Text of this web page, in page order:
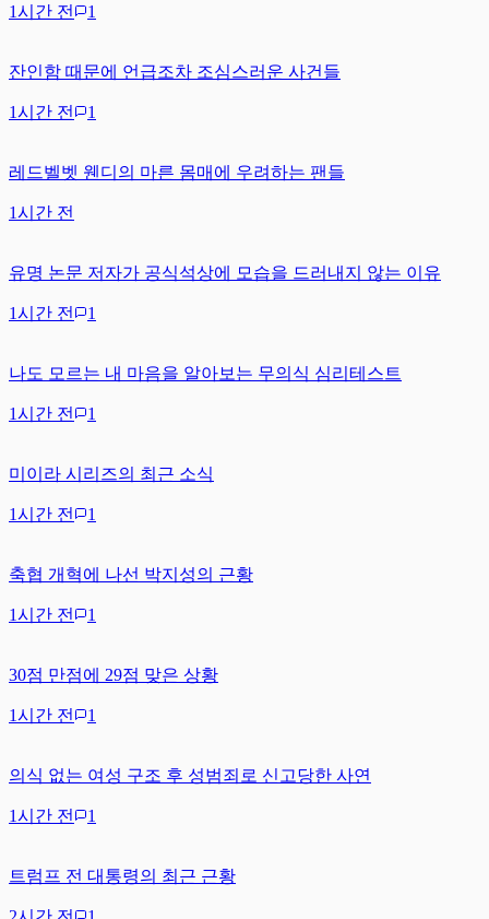
1시간 전 1
잔인함 때문에 언급조차 조심스러운 사건들
1시간 전 1
레드벨벳 웬디의 마른 몸매에 우려하는 팬들
1시간 전
유명 논문 저자가 공식석상에 모습을 드러내지 않는 이유
1시간 전 1
나도 모르는 내 마음을 알아보는 무의식 심리테스트
1시간 전 1
미이라 시리즈의 최근 소식
1시간 전 1
축협 개혁에 나선 박지성의 근황
1시간 전 1
30점 만점에 29점 맞은 상황
1시간 전 1
의식 없는 여성 구조 후 성범죄로 신고당한 사연
1시간 전 1
트럼프 전 대통령의 최근 근황